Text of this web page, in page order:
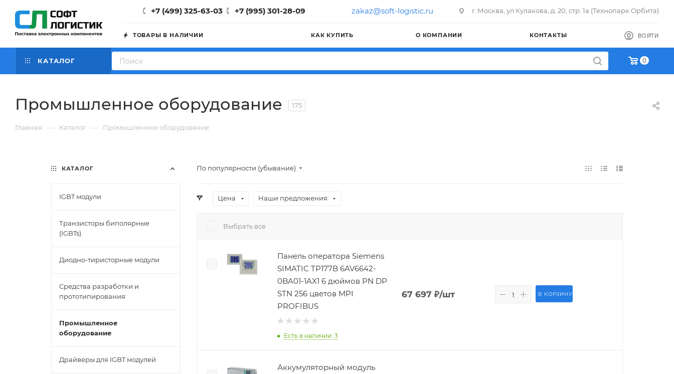
+7 (499) 325-63-03 +7 (995) 301-28-09 zakaz@soft-logistic.ru г. Москва, ул Кулакова, д. 20, стр. 1а (Технопарк Орбита)
ТОВАРЫ В НАЛИЧИИ КАК КУПИТЬ О КОМПАНИИ КОНТАКТЫ ВОЙТИ
0
КАТАЛОГ
Промышленное оборудование 175
Главная — Каталог — Промышленное оборудование
По популярности (убывание)
Цена Наши предложения
Выбрать все
Панель оператора Siemens
SIMATIC TP177B 6AV6642-
0BA01-1AX1 6 дюймов PN DP
STN 256 цветов MPI
PROFIBUS
Есть в наличии: 3
67 697 ₽/шт В КОРЗИНУ
Аккумуляторный модуль
КАТАЛОГ
IGBT модули
Транзисторы биполярные
(IGBTs)
Диодно-тиристорные модули
Средства разработки и
прототипирования
Промышленное
оборудование
Драйверы для IGBT модулей